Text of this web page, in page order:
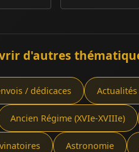
d'autres
/ dédicaces
Ancien Régime (XVIe-XVIIIe)
Astronomie